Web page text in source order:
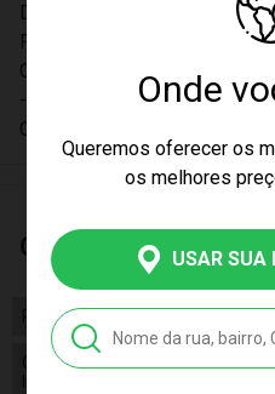
Onde
Queremos oferecer os
os melhores
USAR SUA
Dimensões da embalagem
Participantes :2 a 6
Certificação Inmetro :CE-
-2004 OCP 0046
Código de Barras
Características
Peso
Certificado/ Selo